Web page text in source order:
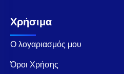
Χρήσιμα
Ο λογαριασμός μου
Όροι Χρήσης